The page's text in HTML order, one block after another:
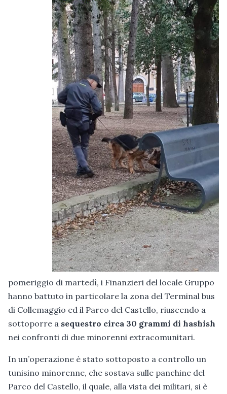
pomeriggio di martedì, i Finanzieri del locale Gruppo
hanno battuto in particolare la zona del Terminal bus
di Collemaggio ed il Parco del Castello, riuscendo a
sottoporre a sequestro circa 30 grammi di hashish
nei confronti di due minorenni extracomunitari.
In un’operazione è stato sottoposto a controllo un
tunisino minorenne, che sostava sulle panchine del
Parco del Castello, il quale, alla vista dei militari, si è